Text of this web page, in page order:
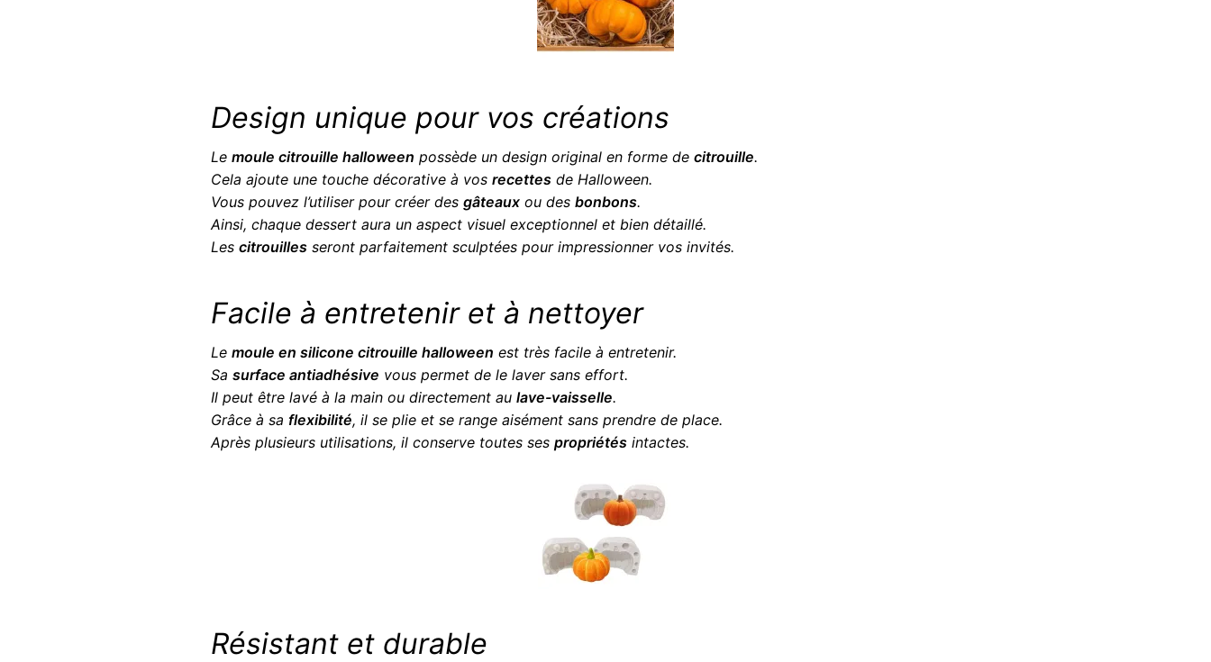
Design unique pour vos créations
Le moule citrouille halloween possède un design original en forme de citrouille.
Cela ajoute une touche décorative à vos recettesde Halloween.
Vous pouvez l’utiliser pour créer des gâteauxou des bonbons.
Ainsi, chaque dessert aura un aspect visuel exceptionnel et bien détaillé.
Les citrouillesseront parfaitement sculptées pour impressionner vos invités.
Facile à entretenir et à nettoyer
Le moule en silicone citrouille halloween est très facile à entretenir.
Sa surface antiadhésive vous permet de le laver sans effort.
Il peut être lavé à la main ou directement au lave-vaisselle.
Grâce à sa flexibilité, il se plie et se range aisément sans prendre de place.
Après plusieurs utilisations, il conserve toutes ses propriétésintactes.
Résistant et durable